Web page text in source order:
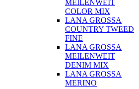
MEILENWEIT
COLOR MIX
LANA GROSSA
COUNTRY TWEED
FINE
LANA GROSSA
MEILENWEIT
DENIM MIX
LANA GROSSA
MERINO